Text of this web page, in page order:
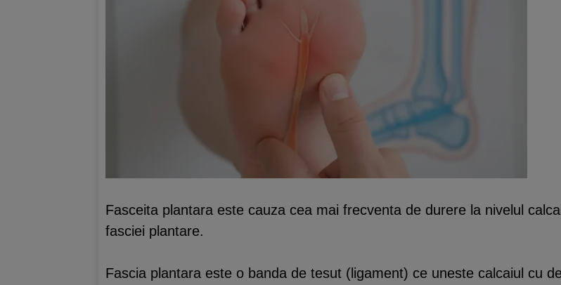
Fasceita plantara este cauza cea mai frecventa de durere la nivelul
fasciei plantare.
Fascia plantara este o banda de tesut (ligament) ce uneste calcaiul cu